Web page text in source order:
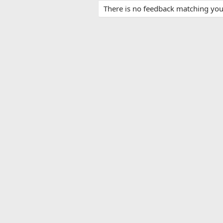
There is no feedback matching